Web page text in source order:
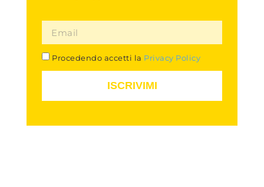
Procedendo accetti la Privacy Policy
ISCRIVIMI